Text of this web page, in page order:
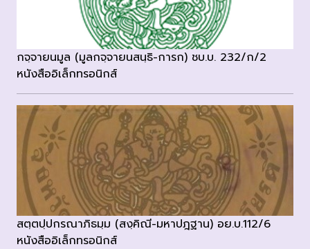
กจฺจายนมูล (มูลกจฺจายนสนฺธิ-การก) ชบ.บ. 232/ก/2
หนังสืออิเล็กทรอนิกส์
สตฺตปฺปกรณาภิธมฺม (สงฺคิณี-มหาปฎฐาน) อย.บ.112/6
หนังสืออิเล็กทรอนิกส์